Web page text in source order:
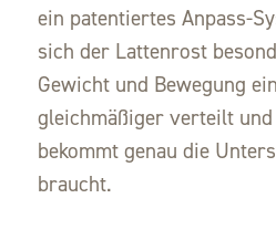
ein patentiertes Anpass-
sich der Lattenrost
Gewicht und Bewegung
gleichmäßiger verteilt
bekommt genau die
braucht.